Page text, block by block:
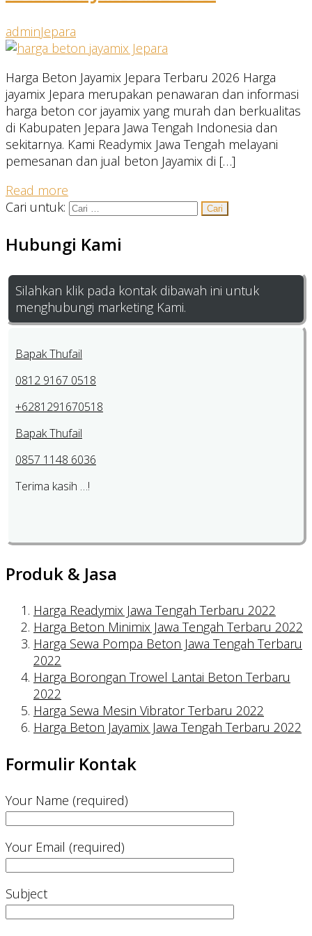
adminJepara
Harga Beton Jayamix Jepara Terbaru 2026 Harga
jayamix Jepara merupakan penawaran dan informasi
harga beton cor jayamix yang murah dan berkualitas
di Kabupaten Jepara Jawa Tengah Indonesia dan
sekitarnya. Kami Readymix Jawa Tengah melayani
pemesanan dan jual beton Jayamix di […]
Read more
Cari untuk:
Hubungi Kami
Silahkan klik pada kontak dibawah ini untuk
menghubungi marketing Kami.
Bapak Thufail
0812 9167 0518
+6281291670518
Bapak Thufail
0857 1148 6036
Terima kasih …!
Produk & Jasa
Harga Readymix Jawa Tengah Terbaru 2022
Harga Beton Minimix Jawa Tengah Terbaru 2022
Harga Sewa Pompa Beton Jawa Tengah Terbaru
2022
Harga Borongan Trowel Lantai Beton Terbaru
2022
Harga Sewa Mesin Vibrator Terbaru 2022
Harga Beton Jayamix Jawa Tengah Terbaru 2022
Formulir Kontak
Your Name (required)
Your Email (required)
Subject